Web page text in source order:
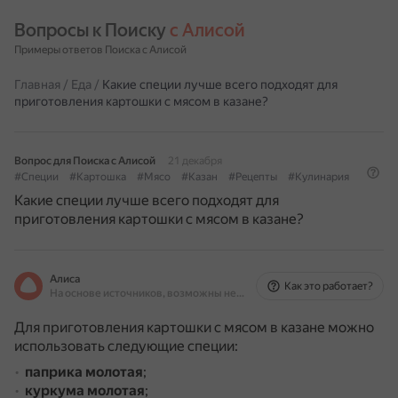
Вопросы к Поиску с Алисой
Примеры ответов Поиска с Алисой
Главная / Еда / Какие специи лучше всего подходят для
приготовления картошки с мясом в казане?
Вопрос для Поиска с Алисой
21 декабря
#Специи
#Картошка #Мясо #Казан #Рецепты #Кулинария
Какие специи лучше всего подходят для
приготовления картошки с мясом в казане?
Алиса
На основе источников, возможны неточности
Как это работает?
Для приготовления картошки с мясом в казане можно
использовать следующие специи:
паприка молотая;
куркума молотая;